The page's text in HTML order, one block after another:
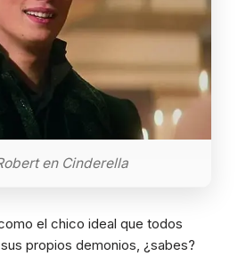
en Cinderella
el chico ideal que todos
propios demonios, ¿sabes?